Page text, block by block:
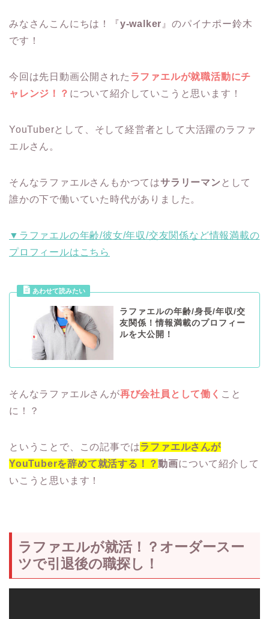
みなさんこんにちは！『y-walker 』のパイナポー鈴木
です！
今回は先日動画公開された ラファエルが就職活動にチ
ャレンジ！？ について紹介していこうと思います！
YouTuberとして、そして経営者として大活躍のラファ
エルさん。
そんなラファエルさんもかつてはサラリーマン として
誰かの下で働いていた時代がありました。
▼ラファエルの年齢/彼女/年収/交友関係など情報満載の
プロフィールはこちら
ラファエルの年齢/身長/年収/交
友関係！情報満載のプロフィー
ルを大公開！
そんなラファエルさんが再び会社員として働く こと
に！？
ということで、この記事ではラファエルさんが
YouTuberを辞めて就活する！？動画について紹介して
いこうと思います！
ラファエルが就活！？オーダースー
ツで引退後の職探し！